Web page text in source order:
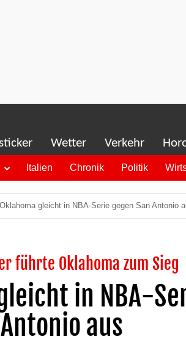
Wetter Verkehr
Italien Chronik Politik
Oklahoma gleicht in NBA-Serie gegen San Antonio
führte Oklahoma zum Sieg
in NBA-
aus